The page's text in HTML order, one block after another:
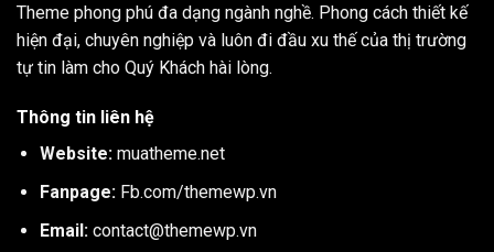
Theme phong phú đa dạng ngành nghề. Phong cách thiết kế
hiện đại, chuyên nghiệp và luôn đi đầu xu thế của thị trường
tự tin làm cho Quý Khách hài lòng.
Thông tin liên hệ
Website: muatheme.net
Fanpage: Fb.com/themewp.vn
Email: contact@themewp.vn